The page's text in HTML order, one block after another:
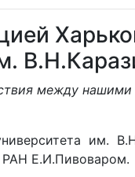
между нашими
им.
РАН Е.И.Пивоваром.